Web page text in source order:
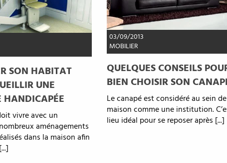
SON HABITAT
UNE
HANDICAPÉE
vivre avec un
aménagements
dans la maison afin
03/09/2013
MOBILIER
QUELQUES CONSEILS
BIEN CHOISIR SON
Le canapé est considéré au sein
maison comme une institution.
lieu idéal pour se reposer après [...]